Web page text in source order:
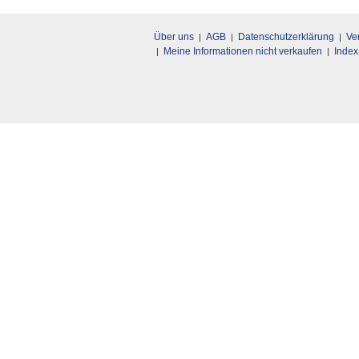
Über uns AGB Datenschutzerklärung
Meine Informationen nicht verkaufen
Index